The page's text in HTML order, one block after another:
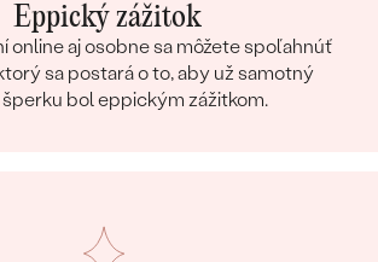
Eppický zážitok
online aj osobne sa môžete spoľahnúť
sa postará o to, aby už samotný
bol eppickým zážitkom.